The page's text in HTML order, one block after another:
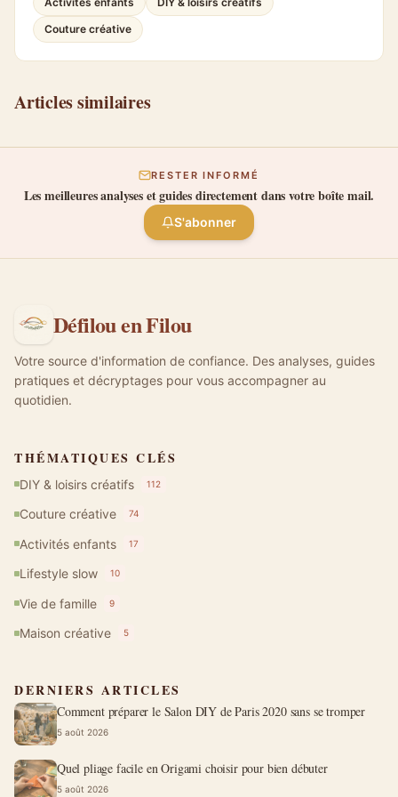
Couture créative
Articles similaires
RESTER INFORMÉ
Les meilleures analyses et guides directement dans votre boîte mail.
S'abonner
Défilou en Filou
Votre source d'information de confiance. Des analyses, guides
pratiques et décryptages pour vous accompagner au
quotidien.
THÉMATIQUES CLÉS
DIY & loisirs créatifs 112
Couture créative 74
Activités enfants 17
Lifestyle slow 10
Vie de famille 9
Maison créative 5
DERNIERS ARTICLES
Comment préparer le Salon DIY de Paris 2020 sans se tromper
5 août 2026
Quel pliage facile en Origami choisir pour bien débuter
5 août 2026